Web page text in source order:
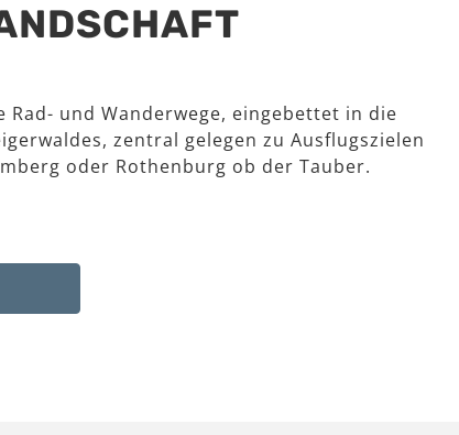
Rad- und Wanderwege, eingebettet in die
zentral gelegen zu Ausflugszielen
oder Rothenburg ob der Tauber.